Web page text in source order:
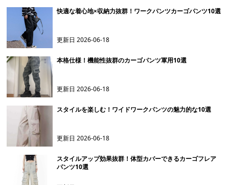
快適な着心地×収納力抜群！ワークパンツカーゴパンツ10選
更新日2026-06-18
本格仕様！機能性抜群のカーゴパンツ軍用10選
更新日2026-06-18
スタイルを楽しむ！ワイドワークパンツの魅力的な10選
更新日2026-06-18
スタイルアップ効果抜群！体型カバーできるカーゴフレア
パンツ10選